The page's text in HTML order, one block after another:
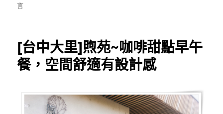
期:
好
咖
啡
言
[台中大里]煦苑~咖啡甜點早午
餐，空間舒適有設計感